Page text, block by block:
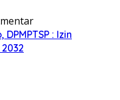
: Izin